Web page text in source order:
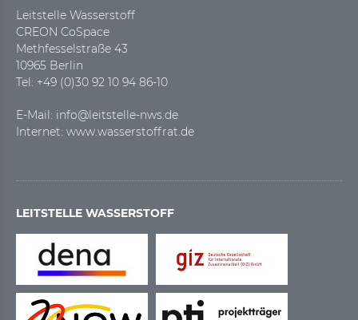
Leitstelle Wasserstoff
CREON CoSpace
Methfesselstraße 43
10965 Berlin
Tel: +49 (0)30 92 10 94 86-10
E-Mail: info@leitstelle-nws.de
Internet: www.wasserstoffrat.de
LEITSTELLE WASSERSTOFF